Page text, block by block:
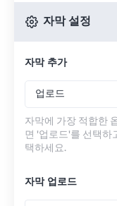
자막 설정
자막 추가
업로드
자막에 가장 적합한
면 '업로드'를 선택하
택하세요.
자막 업로드